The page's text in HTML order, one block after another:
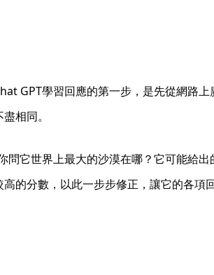
GPT學習回應的第一步，是先從網路
相同。
它世界上最大的沙漠在哪？它可能給
的分數，以此一步步修正，讓它的各項